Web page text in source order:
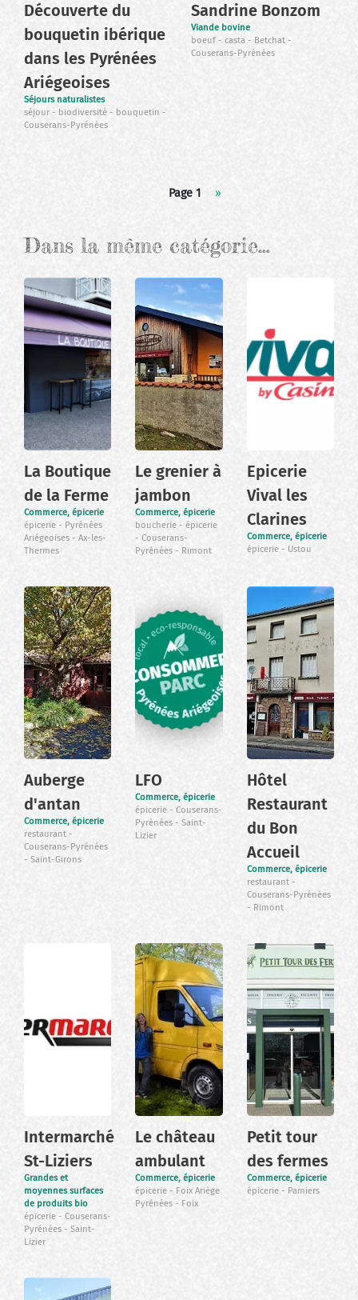
Découverte du
bouquetin ibérique
dans les Pyrénées
Ariégeoises
Séjours naturalistes
séjour
biodiversité
bouquetin
Couserans-Pyrénées
Sandrine Bonzom
Viande bovine
boeuf
casta
Betchat
Couserans-Pyrénées
Page 1
Page
››
Dans la même catégorie…
La Boutique
de la Ferme
Commerce, épicerie
épicerie
Pyrénées
Ariégeoises
Ax-les-
Thermes
Le grenier à
jambon
Commerce, épicerie
boucherie
épicerie
Couserans-
Pyrénées
Rimont
Epicerie
Vival les
Clarines
Commerce, épicerie
épicerie
Ustou
Auberge
d'antan
Commerce, épicerie
restaurant
Couserans-Pyrénées
Saint-Girons
LFO
Commerce, épicerie
épicerie
Couserans-
Pyrénées
Saint-
Lizier
Hôtel
Restaurant
du Bon
Accueil
Commerce, épicerie
restaurant
Couserans-Pyrénées
Rimont
Intermarché
St-Liziers
Grandes et
moyennes surfaces
de produits bio
épicerie
Couserans-
Pyrénées
Saint-
Lizier
Le château
ambulant
Commerce, épicerie
épicerie
Foix Ariège
Pyrénées
Foix
Petit tour
des fermes
Commerce, épicerie
épicerie
Pamiers